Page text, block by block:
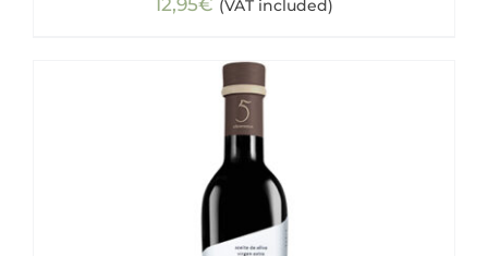
12,95€ (VAT included)